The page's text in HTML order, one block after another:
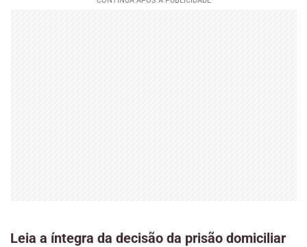
Leia a íntegra da decisão da prisão domiciliar